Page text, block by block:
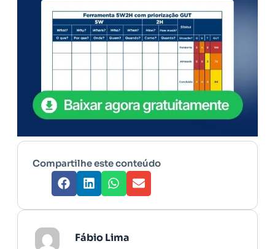
Compartilhe este conteúdo
Fábio Lima